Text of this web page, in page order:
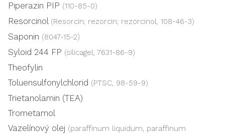
Piperazin PIP (110-85-0)
Resorcinol (Resorcin; rezorcin; rezorcinol, 108-46-3)
Saponin (8047-15-2)
Syloid 244 FP (silicagel, 7631-86-9)
Theofylin
Toluensulfonylchlorid (PTSC, 98-59-9)
Trietanolamin (TEA)
Trometamol
Vazelínový olej (paraffinum liquidum, paraffinum